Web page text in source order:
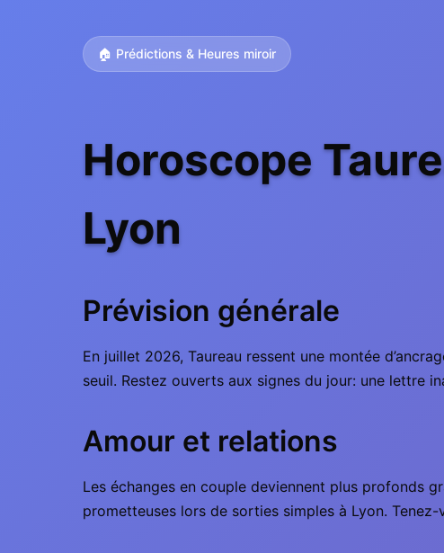
🏠 Prédictions & Heures miroir
Horoscope
Lyon
Prévision générale
En juillet 2026, Taureau ressent une montée
seuil. Restez ouverts aux signes du jour: une lettre
Amour et relations
Les échanges en couple deviennent plus profonds
prometteuses lors de sorties simples à Lyon.